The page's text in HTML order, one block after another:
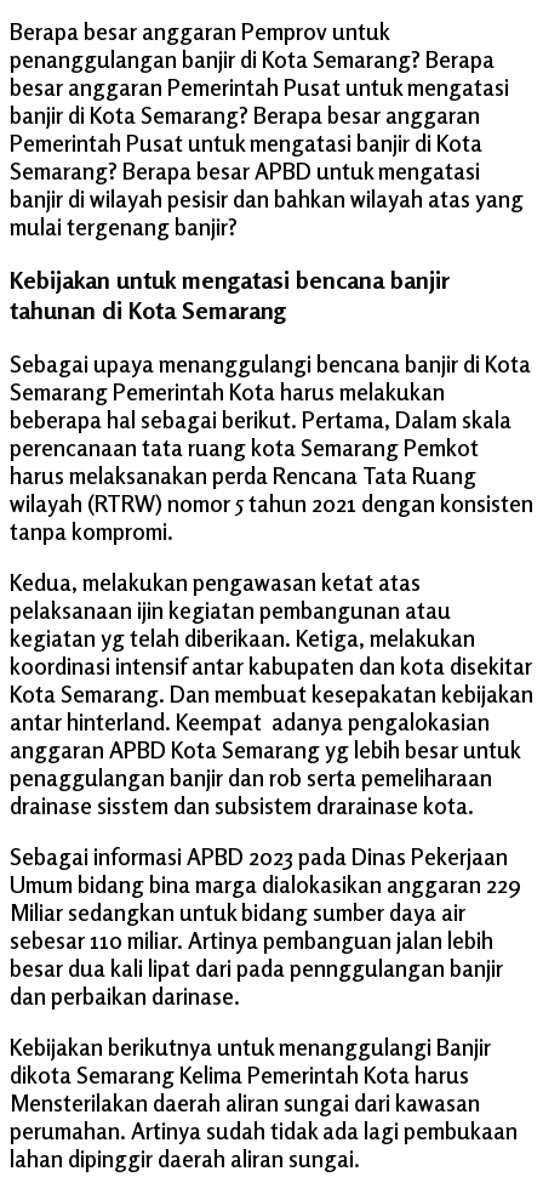
Berapa besar anggaran Pemprov untuk
penanggulangan banjir di Kota Semarang? Berapa
besar anggaran Pemerintah Pusat untuk mengatasi
banjir di Kota Semarang? Berapa besar anggaran
Pemerintah Pusat untuk mengatasi banjir di Kota
Semarang? Berapa besar APBD untuk mengatasi
banjir di wilayah pesisir dan bahkan wilayah atas yang
mulai tergenang banjir?
Kebijakan untuk mengatasi bencana banjir
tahunan di Kota Semarang
Sebagai upaya menanggulangi bencana banjir di Kota
Semarang Pemerintah Kota harus melakukan
beberapa hal sebagai berikut. Pertama, Dalam skala
perencanaan tata ruang kota Semarang Pemkot
harus melaksanakan perda Rencana Tata Ruang
wilayah (RTRW) nomor 5 tahun 2021 dengan konsisten
tanpa kompromi.
Kedua, melakukan pengawasan ketat atas
pelaksanaan ijin kegiatan pembangunan atau
kegiatan yg telah diberikaan. Ketiga, melakukan
koordinasi intensif antar kabupaten dan kota disekitar
Kota Semarang. Dan membuat kesepakatan kebijakan
antar hinterland. Keempat adanya pengalokasian
anggaran APBD Kota Semarang yg lebih besar untuk
penaggulangan banjir dan rob serta pemeliharaan
drainase sisstem dan subsistem drarainase kota.
Sebagai informasi APBD 2023 pada Dinas Pekerjaan
Umum bidang bina marga dialokasikan anggaran 229
Miliar sedangkan untuk bidang sumber daya air
sebesar 110 miliar. Artinya pembanguan jalan lebih
besar dua kali lipat dari pada pennggulangan banjir
dan perbaikan darinase.
Kebijakan berikutnya untuk menanggulangi Banjir
dikota Semarang Kelima Pemerintah Kota harus
Mensterilakan daerah aliran sungai dari kawasan
perumahan. Artinya sudah tidak ada lagi pembukaan
lahan dipinggir daerah aliran sungai.